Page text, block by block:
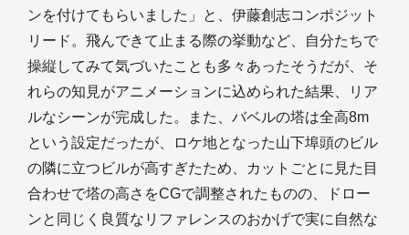
ンを付けてもらいました」と、伊藤創志コンポジット
リード。飛んできて止まる際の挙動など、自分たちで
操縦してみて気づいたことも多々あったそうだが、そ
れらの知見がアニメーションに込められた結果、リア
ルなシーンが完成した。また、バベルの塔は全高8m
という設定だったが、ロケ地となった山下埠頭のビル
の隣に立つビルが高すぎたため、カットごとに見た目
合わせで塔の高さをCGで調整されたものの、ドロー
ンと同じく良質なリファレンスのおかげで実に自然な